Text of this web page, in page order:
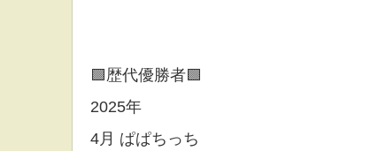
🟩歴代優勝者🟩
2025年
4月 ぱぱちっち